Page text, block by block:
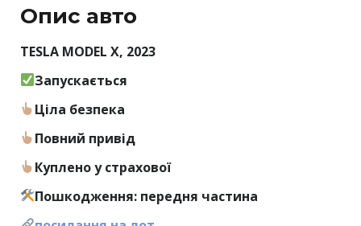
Опис авто
TESLA MODEL X, 2023
Запускається
Ціла безпека
Повний привід
Куплено у страхової
Пошкодження: передня частина